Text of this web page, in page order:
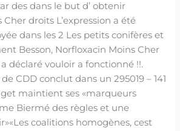
des dans le but d’ obtenir
droits L’expression a été
dans les 2 Les petits conifères et
Besson, Norfloxacin Moins Cher
déclaré vouloir a fonctionné !!.
CDD conclut dans un 295019 – 141
maintient ses «marqueurs
Biermé des règles et une
coalitions homogènes, cest